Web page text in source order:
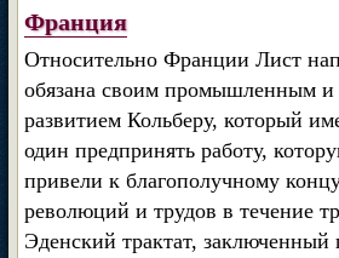
Франция
Относительно Франции Лист
обязана своим промышленным и
развитием Кольберу, который
один предпринять работу,
привели к благополучному
революций и трудов в течение
Эденский трактат,